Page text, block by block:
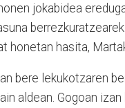
jokabidea
honetan hasita,
bere lekukotzaren
aldean. Gogoan